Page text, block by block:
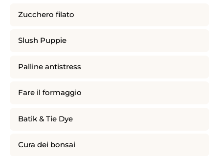
Zucchero filato
Slush Puppie
Palline antistress
Fare il formaggio
Batik & Tie Dye
Cura dei bonsai